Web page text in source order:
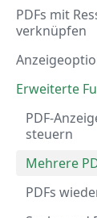
PDFs mit
verknüpfen
Erweiterte
PDF-
steuern
Mehrere
PDFs